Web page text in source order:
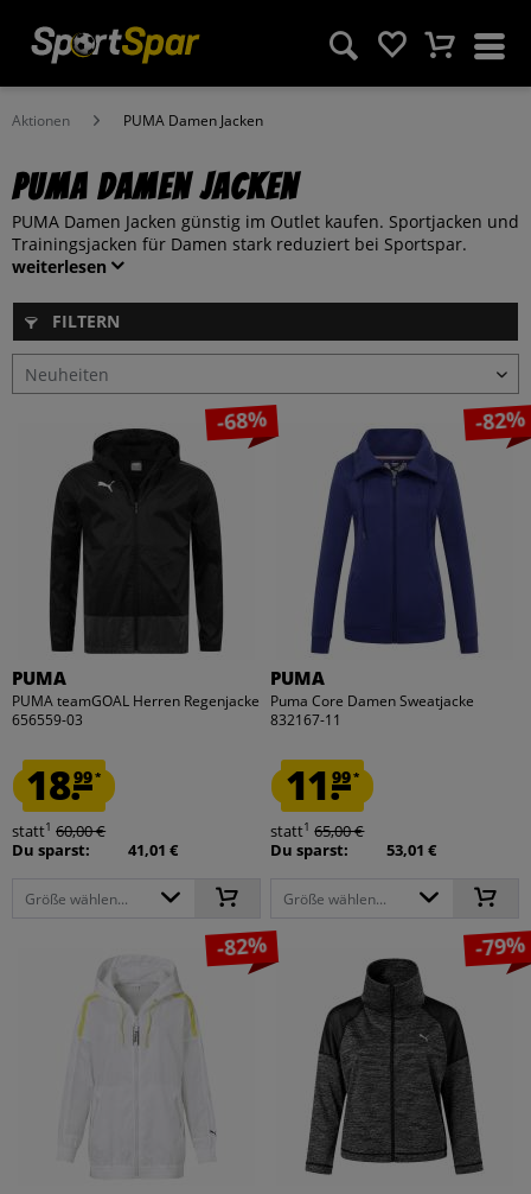
Aktionen PUMA Damen Jacken
PUMA Damen Jacken
PUMA Damen Jacken günstig im Outlet kaufen. Sportjacken und
Trainingsjacken für Damen stark reduziert bei Sportspar.
weiterlesen
FILTERN
-68%
PUMA
PUMA teamGOAL Herren Regenjacke
656559-03
18.99*
statt1 60,00 €
Du sparst:
41,01 €
Größe wählen...
-82%
PUMA
Puma Core Damen Sweatjacke
832167-11
11.99*
statt1 65,00 €
Du sparst:
53,01 €
Größe wählen...
-82% -79%